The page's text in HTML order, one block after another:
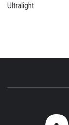
Ultralight